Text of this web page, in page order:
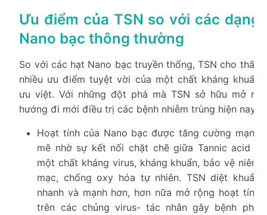
Ưu điểm của TSN so với các dạng
Nano bạc thông thường
So với các hạt Nano bạc truyền thống, TSN cho thấy
nhiều ưu điểm tuyệt vời của một chất kháng khuẩn
ưu việt. Với những đột phá mà TSN sở hữu mở ra
hướng đi mới điều trị các bệnh nhiễm trùng hiện nay.
Hoạt tính của Nano bạc được tăng cường mạnh
mẽ nhờ sự kết nối chặt chẽ giữa Tannic acid –
một chất kháng virus, kháng khuẩn, bảo vệ niêm
mạc, chống oxy hóa tự nhiên. TSN diệt khuẩn
nhanh và mạnh hơn, hơn nữa mở rộng hoạt tính
trên các chủng virus- tác nhân gây bệnh phổ